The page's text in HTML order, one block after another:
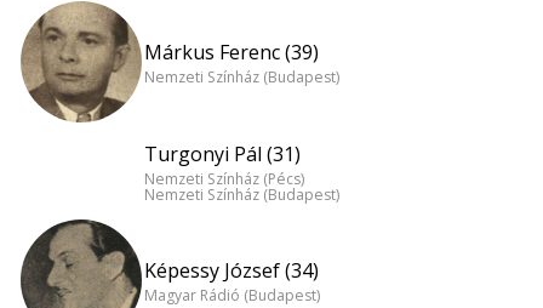
Márkus Ferenc (39)
Nemzeti Színház (Budapest)
Turgonyi Pál (31)
Nemzeti Színház (Pécs)
Nemzeti Színház (Budapest)
Képessy József (34)
Magyar Rádió (Budapest)